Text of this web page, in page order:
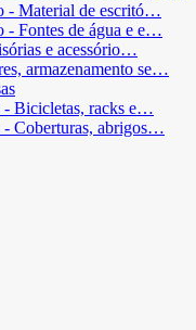
- Material de escritó…
- Fontes de água e e…
e acessório…
armazenamento se…
- Bicicletas, racks e…
- Coberturas, abrigos…